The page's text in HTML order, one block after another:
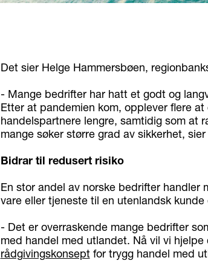
Det sier Helge Hammersbøen,
- Mange bedrifter har hatt et godt og
Etter at pandemien kom, opplever flere
handelspartnere lengre, samtidig som at
mange søker større grad av sikkerhet, sier
Bidrar til redusert risiko
En stor andel av norske bedrifter handler
vare eller tjeneste til en utenlandsk
- Det er overraskende mange bedrifter
med handel med utlandet. Nå vil vi
rådgivingskonseptfor trygg handel med